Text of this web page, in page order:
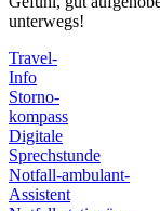
unterwegs!
Travel-
Info
Storno-
kompass
Digitale
Sprechstunde
Notfall-ambulant-
Assistent